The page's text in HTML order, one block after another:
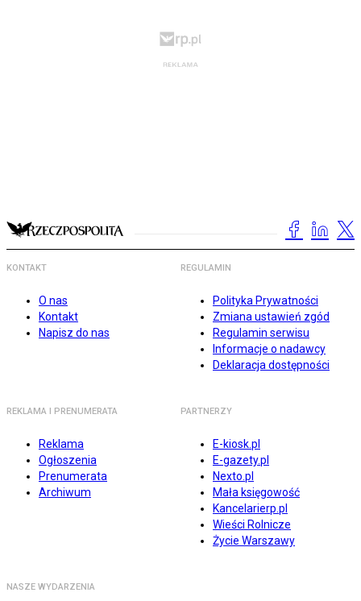
KONTAKT
O nas
Kontakt
Napisz do nas
REGULAMIN
Polityka Prywatności
Zmiana ustawień zgód
Regulamin serwisu
Informacje o nadawcy
Deklaracja dostępności
REKLAMA I PRENUMERATA
Reklama
Ogłoszenia
Prenumerata
Archiwum
PARTNERZY
E-kiosk.pl
E-gazety.pl
Nexto.pl
Mała księgowość
Kancelarierp.pl
Wieści Rolnicze
Życie Warszawy
NASZE WYDARZENIA